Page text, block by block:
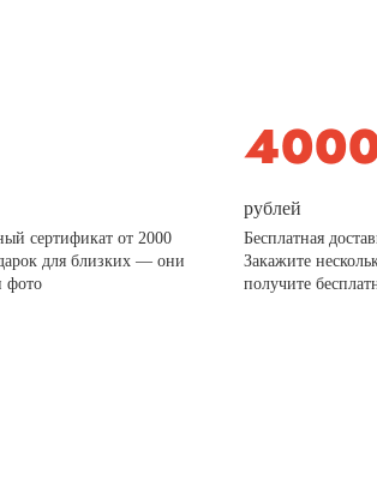
сертификат от 2000
для близких — они
фото
рублей
Бесплатная
Закажите
получите